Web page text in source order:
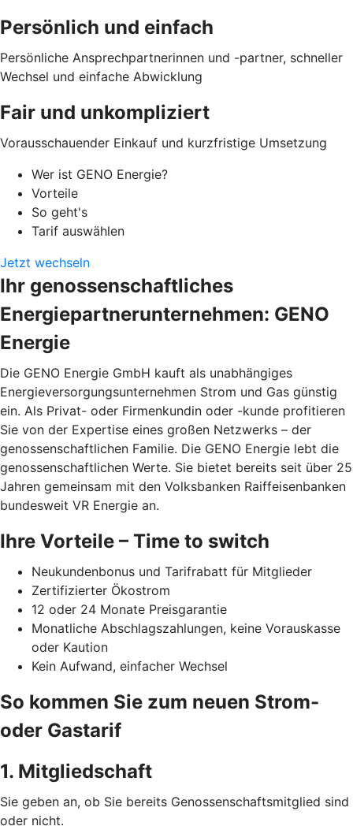
Persönlich und einfach
Persönliche Ansprechpartnerinnen und -partner, schneller
Wechsel und einfache Abwicklung
Fair und unkompliziert
Vorausschauender Einkauf und kurzfristige Umsetzung
Wer ist GENO Energie?
Vorteile
So geht's
Tarif auswählen
Jetzt wechseln
Ihr genossenschaftliches
Energiepartnerunternehmen: GENO
Energie
Die GENO Energie GmbH kauft als unabhängiges
Energieversorgungsunternehmen Strom und Gas günstig
ein. Als Privat- oder Firmenkundin oder -kunde profitieren
Sie von der Expertise eines großen Netzwerks – der
genossenschaftlichen Familie. Die GENO Energie lebt die
genossenschaftlichen Werte. Sie bietet bereits seit über 25
Jahren gemeinsam mit den Volksbanken Raiffeisenbanken
bundesweit VR Energie an.
Ihre Vorteile – Time to switch
Neukundenbonus und Tarifrabatt für Mitglieder
Zertifizierter Ökostrom
12 oder 24 Monate Preisgarantie
Monatliche Abschlagszahlungen, keine Vorauskasse
oder Kaution
Kein Aufwand, einfacher Wechsel
So kommen Sie zum neuen Strom-
oder Gastarif
1. Mitgliedschaft
Sie geben an, ob Sie bereits Genossenschaftsmitglied sind
oder nicht.